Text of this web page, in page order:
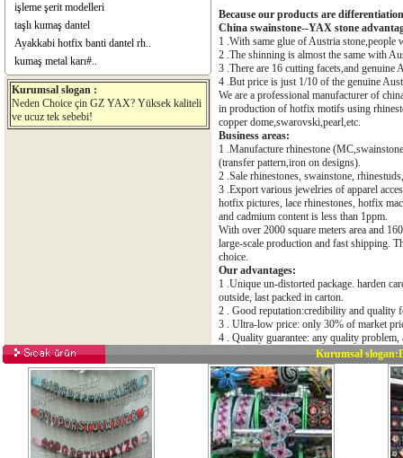
işleme şerit modelleri
taşlı kumaş dantel
Ayakkabi hotfix banti dantel rh..
kumaş metal karı#..
Kurumsal slogan :
Neden Choice çin GZ YAX? Yüksek kaliteli
ve ucuz tek sebebi!
Because our products are
China swainstone--YAX stone
1 .With same glue of Austria
2 .The shinning is almost the same with
3 .There are 16 cutting facets,and genuine
4 .But price is just 1/10 of the genuine
We are a professional manufacturer of
in production of hotfix motifs using
copper dome,swarovski,pearl,etc.
Business areas:
1 .Manufacture rhinestone
(transfer pattern,iron on designs).
2 .Sale rhinestones, swainstone,
3 .Export various jewelries of apparel
hotfix pictures, lace rhinestones, hotfix
and cadmium content is less than 1ppm.
With over 2000 square meters area and
large-scale production and fast shipping.
choice.
Our advantages:
1 .Unique un-distorted package. harden
outside, last packed in carton.
2 . Good reputation:credibility and quality
3 . Ultra-low price: only 30% of market
4 . Quality guarantee: any quality
Kurumsal